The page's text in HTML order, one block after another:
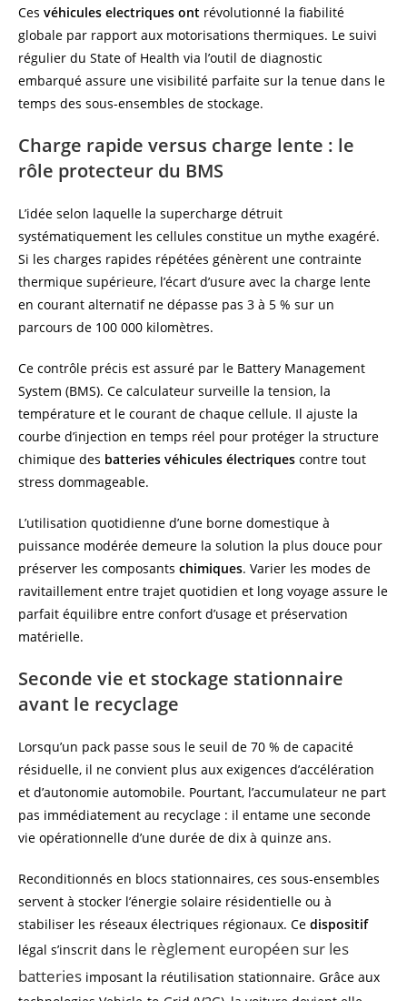
Ces véhicules electriques ont révolutionné la fiabilité
globale par rapport aux motorisations thermiques. Le suivi
régulier du State of Health via l’outil de diagnostic
embarqué assure une visibilité parfaite sur la tenue dans le
temps des sous-ensembles de stockage.
Charge rapide versus charge lente : le
rôle protecteur du BMS
L’idée selon laquelle la supercharge détruit
systématiquement les cellules constitue un mythe exagéré.
Si les charges rapides répétées génèrent une contrainte
thermique supérieure, l’écart d’usure avec la charge lente
en courant alternatif ne dépasse pas 3 à 5 % sur un
parcours de 100 000 kilomètres.
Ce contrôle précis est assuré par le Battery Management
System (BMS). Ce calculateur surveille la tension, la
température et le courant de chaque cellule. Il ajuste la
courbe d’injection en temps réel pour protéger la structure
chimique des batteries véhicules électriques contre tout
stress dommageable.
L’utilisation quotidienne d’une borne domestique à
puissance modérée demeure la solution la plus douce pour
préserver les composants chimiques. Varier les modes de
ravitaillement entre trajet quotidien et long voyage assure le
parfait équilibre entre confort d’usage et préservation
matérielle.
Seconde vie et stockage stationnaire
avant le recyclage
Lorsqu’un pack passe sous le seuil de 70 % de capacité
résiduelle, il ne convient plus aux exigences d’accélération
et d’autonomie automobile. Pourtant, l’accumulateur ne part
pas immédiatement au recyclage : il entame une seconde
vie opérationnelle d’une durée de dix à quinze ans.
Reconditionnés en blocs stationnaires, ces sous-ensembles
servent à stocker l’énergie solaire résidentielle ou à
stabiliser les réseaux électriques régionaux. Ce dispositif
légal s’inscrit dans le règlement européen sur les
batteries imposant la réutilisation stationnaire. Grâce aux